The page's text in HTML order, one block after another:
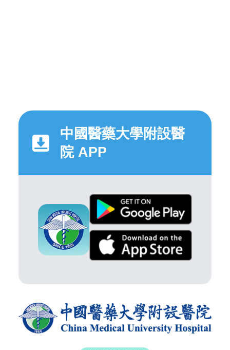
中國醫藥大學附設醫
院 APP